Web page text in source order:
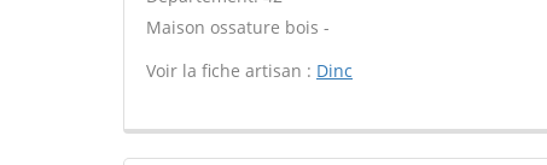
Maison ossature bois -
Voir la fiche artisan : Dinc